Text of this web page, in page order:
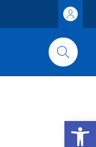
Apri la